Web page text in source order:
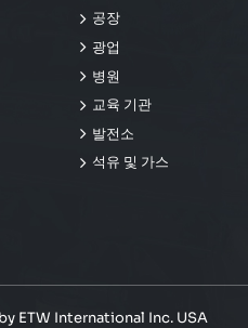
공장
광업
병원
교육 기관
발전소
석유 및 가스
ETW International Inc. USA